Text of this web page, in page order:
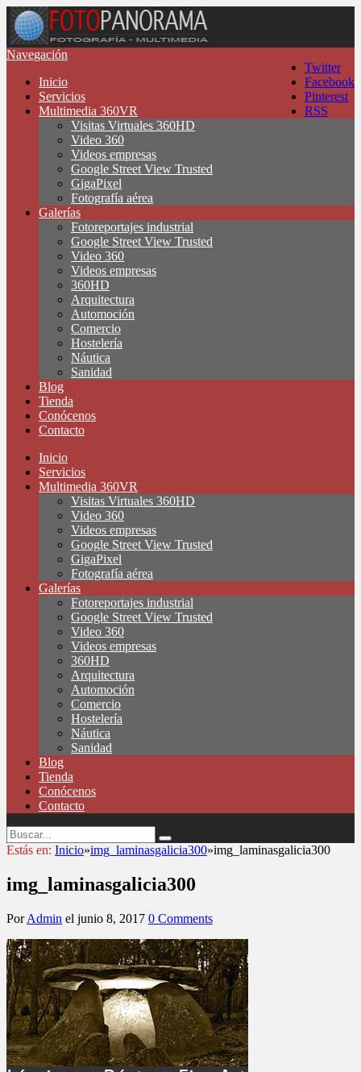
Twitter
Facebook
Pinterest
RSS
Navegación
Inicio
Servicios
Multimedia 360VR
Visitas Virtuales 360HD
Video 360
Videos empresas
Google Street View Trusted
GigaPixel
Fotografía aérea
Galerías
Fotoreportajes industrial
Google Street View Trusted
Video 360
Videos empresas
360HD
Arquitectura
Automoción
Comercio
Hostelería
Náutica
Sanidad
Blog
Tienda
Conócenos
Contacto
Inicio
Servicios
Multimedia 360VR
Visitas Virtuales 360HD
Video 360
Videos empresas
Google Street View Trusted
GigaPixel
Fotografía aérea
Galerías
Fotoreportajes industrial
Google Street View Trusted
Video 360
Videos empresas
360HD
Arquitectura
Automoción
Comercio
Hostelería
Náutica
Sanidad
Blog
Tienda
Conócenos
Contacto
Estás en: Inicio»img_laminasgalicia300»img_laminasgalicia300
img_laminasgalicia300
PorAdmin el junio 8, 2017 0 Comments